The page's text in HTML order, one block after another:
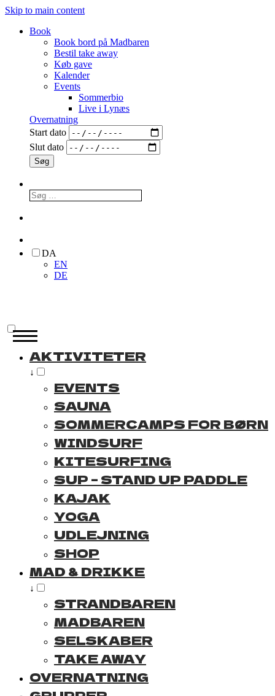
Skip to main content
Book
Book bord på Madbaren
Bestil take away
Køb gave
Kalender
Events
Sommerbio
Live i Lynæs
Overnatning
Start dato
Slut dato
DA
EN
DE
AKTIVITETER
↓
EVENTS
SAUNA
SOMMERCAMPS FOR BØRN
WINDSURF
KITESURFING
SUP – STAND UP PADDLE
KAJAK
YOGA
UDLEJNING
SHOP
MAD & DRIKKE
↓
STRANDBAREN
MADBAREN
SELSKABER
TAKE AWAY
OVERNATNING